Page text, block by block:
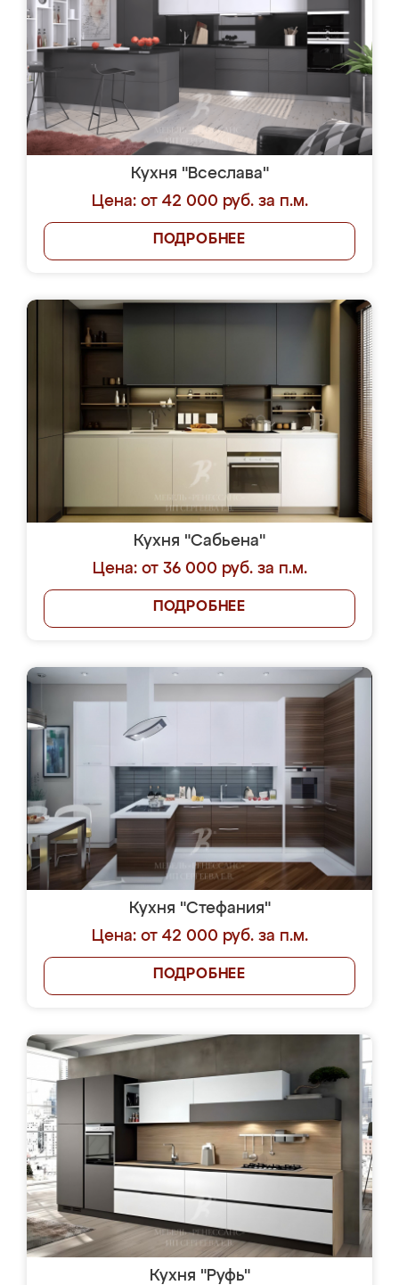
Кухня "Всеслава"
Цена: от 42 000 руб. за п.м.
ПОДРОБНЕЕ
Кухня "Сабьена"
Цена: от 36 000 руб. за п.м.
ПОДРОБНЕЕ
Кухня "Стефания"
Цена: от 42 000 руб. за п.м.
ПОДРОБНЕЕ
Кухня "Руфь"